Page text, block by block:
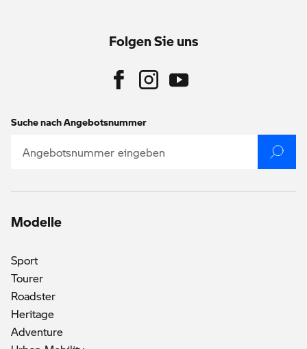
Folgen Sie uns
Suche nach Angebotsnummer
Modelle
Sport
Tourer
Roadster
Heritage
Adventure